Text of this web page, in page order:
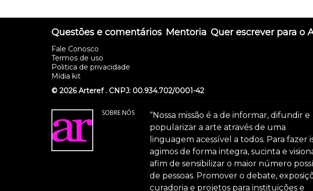
Questões e comentários
Fale Conosco
Termos de uso
Politica de privacidade
Mídia kit
Mentoria Quer escrever para o
© 2026 Arteref . CNPJ: 00.934.702/0001-42
SOBRE NÓS
“Nossa missão é a de informar, difundir e
popularizar a arte através de uma
linguagem acessível a todos. Para fazer
agimos de forma integra, sucinta e
afim de sensibilizar o maior número
de pessoas. Promover o debate,
curadoria e projetos para instituições e